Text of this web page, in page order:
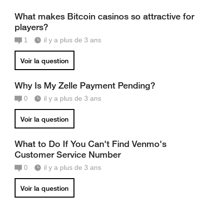
What makes Bitcoin casinos so attractive for
players?
1 il y a plus de 3 ans
Voir la question
Why Is My Zelle Payment Pending?
0 il y a plus de 3 ans
Voir la question
What to Do If You Can't Find Venmo's
Customer Service Number
0 il y a plus de 3 ans
Voir la question